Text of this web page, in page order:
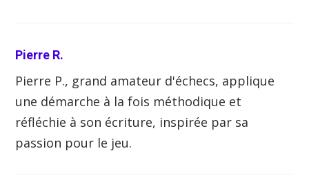
Pierre R.
Pierre P., grand amateur d'échecs, applique
une démarche à la fois méthodique et
réfléchie à son écriture, inspirée par sa
passion pour le jeu.